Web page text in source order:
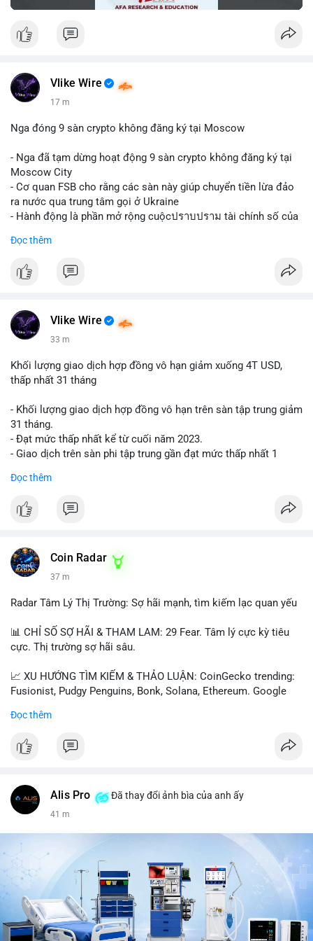
Vlike Wire
17 m
Nga đóng 9 sàn crypto không đăng ký tại Moscow
- Nga đã tạm dừng hoạt động 9 sàn crypto không đăng ký tại
Moscow City
- Cơ quan FSB cho rằng các sàn này giúp chuyển tiền lừa đảo
ra nước qua trung tâm gọi ở Ukraine
- Hành động là phần mở rộng cuộcปราบปราม tài chính số của
📰 Nguồn: Cointelegraph
Đọc thêm
Vlike Wire
33 m
Khối lượng giao dịch hợp đồng vô hạn giảm xuống 4T USD,
thấp nhất 31 tháng
- Khối lượng giao dịch hợp đồng vô hạn trên sàn tập trung giảm
31 tháng.
- Đạt mức thấp nhất kể từ cuối năm 2023.
- Giao dịch trên sàn phi tập trung gần đạt mức thấp nhất 1
#vlikevn #titanbot
Đọc thêm
Coin Radar
37 m
Radar Tâm Lý Thị Trường: Sợ hãi mạnh, tìm kiếm lạc quan yếu
📊 CHỈ SỐ SỢ HÃI & THAM LAM: 29 Fear. Tâm lý cực kỳ tiêu
cực. Thị trường sợ hãi sâu.
📈 XU HƯỚNG TÌM KIẾM & THẢO LUẬN: CoinGecko trending:
Fusionist, Pudgy Penguins, Bonk, Solana, Ethereum. Google
tiêu, vũ khí hạt nhân, đội tuyển Brasil, cúp U20 Châu Á.
UFC 310, Premier League, Champions League, NCAA Football,
MrBeast, Google. Binance Square: nhiều post về lệnh long, lợi
nhuận, $HFT/$SKYAI, $RIVER, $WLD, $ALLO, Top trader 30
💬 DÒNG CHẢY TIN TỨC & TRUYỀN THÔNG: Telegram
CoinTelegraph: Saylor nói Bitcoin không cần rõ ràng, Mỹ cần
rõ ràng; CEX futures volume giảm xuống $4 tỷ trong tháng 7,
thấp nhất từ tháng 12/2023; Prophet Market ra mắt thị trường
dự đoán human vs AI; Trump nói crypto làเรื่อง lớn, người dùng
Đọc thêm
Alis Pro Đã thay đổi ảnh bìa của anh ấy
41 m